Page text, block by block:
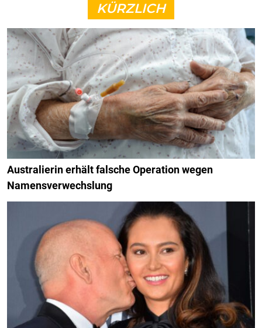
KÜRZLICH
Australierin erhält falsche Operation wegen
Namensverwechslung